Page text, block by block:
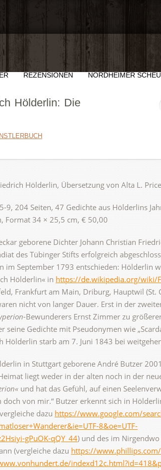
REZENSIONEN NORDHEIMER
Hölderlin: Die
Hölderlin, Übersetzung von Alta L. Price
9, 204 Seiten, 47 Gedichte aus Hölderlins
Format 34 × 25,5 cm, € 50,00
geborene Dichter Johann Christian
des Tübinger Stifts erfolgreich
im September 1793 entschieden: Hölderlin
Hölderlin« in https://de.wikipedia.org/wiki/
Frankfurt am Main, Driburg, Hauptwil (St.
nicht von langer Dauer. Erst in der
Bewunderers Ernst Zimmer zu
Gedichte mit Pseudonymen wie
Hölderlin starb am 7. Juni 1843 bei
in Stuttgart geborene André Butzer
liegt weder in der alten noch in der
und hat das Gefühl, auf einen
doch von mir.“ Butzer erkennt sich in
dazu https://www.google.com/
8&oe=UTF-
gPuOK-qQY_44) und des im
(vergleiche dazu https://